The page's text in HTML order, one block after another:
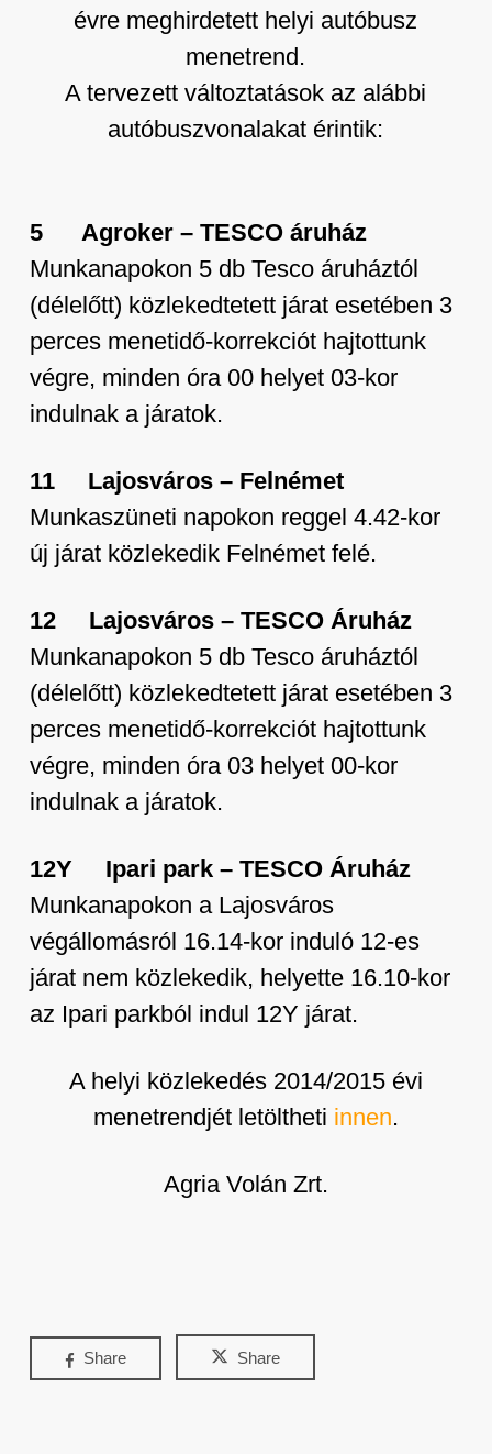
évre meghirdetett helyi autóbusz
menetrend.
A tervezett változtatások az alábbi
autóbuszvonalakat érintik:
5 Agroker – TESCO áruház
Munkanapokon 5 db Tesco áruháztól
(délelőtt) közlekedtetett járat esetében 3
perces menetidő-korrekciót hajtottunk
végre, minden óra 00 helyet 03-kor
indulnak a járatok.
11 Lajosváros – Felnémet
Munkaszüneti napokon reggel 4.42-kor
új járat közlekedik Felnémet felé.
12 Lajosváros – TESCO Áruház
Munkanapokon 5 db Tesco áruháztól
(délelőtt) közlekedtetett járat esetében 3
perces menetidő-korrekciót hajtottunk
végre, minden óra 03 helyet 00-kor
indulnak a járatok.
12Y Ipari park – TESCO Áruház
Munkanapokon a Lajosváros
végállomásról 16.14-kor induló 12-es
járat nem közlekedik, helyette 16.10-kor
az Ipari parkból indul 12Y járat.
A helyi közlekedés 2014/2015 évi
menetrendjét letöltheti innen.
Agria Volán Zrt.
Share Share